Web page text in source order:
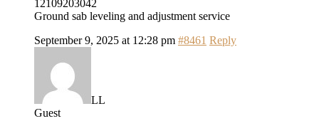
12109203042
Ground sab leveling аnd adjustment service
September 9, 2025 at 12:28 pm #8461 Reply
LL
Guest